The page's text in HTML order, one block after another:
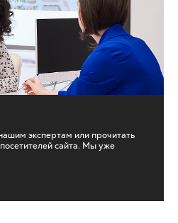
экспертам или прочитать
сайта. Мы уже